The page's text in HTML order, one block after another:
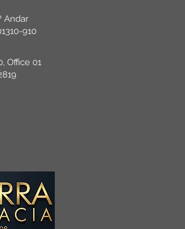
Andar
910
Office 01